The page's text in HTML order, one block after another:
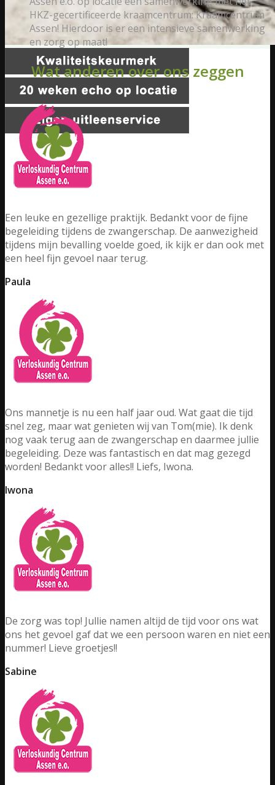
HKZ-gecertificeerde kraamcentrum: Kraamcentrum
Assen! Hierdoor is er een intensieve samenwerking
en zorg op maat!
Wat anderen over ons zeggen
Een leuke en gezellige praktijk. Bedankt voor de fijne
begeleiding tijdens de zwangerschap. De aanwezigheid
tijdens mijn bevalling voelde goed, ik kijk er dan ook met
een heel fijn gevoel naar terug.
Paula
Ons mannetje is nu een half jaar oud. Wat gaat die tijd
snel zeg, maar wat genieten wij van Tom(mie). Ik denk
nog vaak terug aan de zwangerschap en daarmee jullie
begeleiding. Deze was fantastisch en dat mag gezegd
worden! Bedankt voor alles!! Liefs, Iwona.
Iwona
De zorg was top! Jullie namen altijd de tijd voor ons wat
ons het gevoel gaf dat we een persoon waren en niet een
nummer! Lieve groetjes!!
Sabine